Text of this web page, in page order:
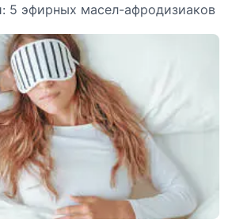
5 эфирных масел-афродизиаков